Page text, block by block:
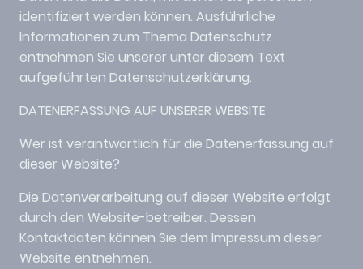
identifiziert werden können. Ausführliche
Informationen zum Thema Datenschutz
entnehmen Sie unserer unter diesem Text
aufgeführten Datenschutzerklärung.
DATENERFASSUNG AUF UNSERER WEBSITE
Wer ist verantwortlich für die Datenerfassung auf
dieser Website?
Die Datenverarbeitung auf dieser Website erfolgt
durch den Website-betreiber. Dessen
Kontaktdaten können Sie dem Impressum dieser
Website entnehmen.